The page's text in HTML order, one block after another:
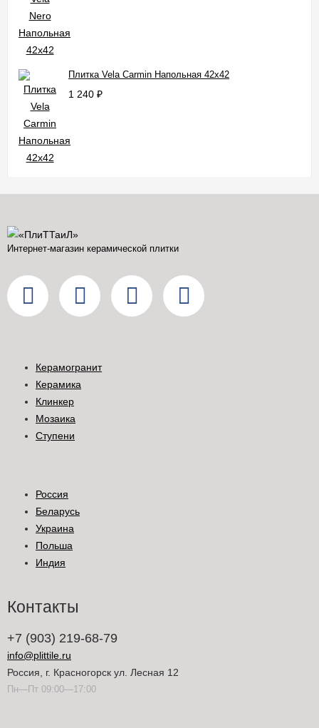
Плитка Vela Carmin Напольная 42x42
1 240 ₽
Интернет-магазин керамической плитки
Керамогранит
Керамика
Клинкер
Мозаика
Ступени
Россия
Беларусь
Украина
Польша
Индия
Контакты
+7 (903) 219-68-79
info@plittile.ru
Россия, г. Красногорск ул. Лесная 12
Пн—Пт 09:00—17:00